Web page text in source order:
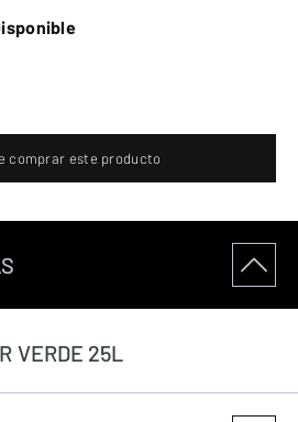
comprar este producto
VERDE 25L